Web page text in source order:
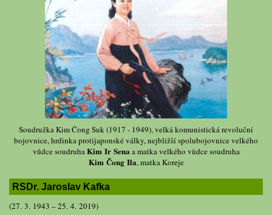
Soudružka Kim Čong Suk (1917 - 1949), velká komunistická revoluční
bojovnice, hrdinka protijaponské války, nejbližší spolubojovnice velkého
vůdce soudruha Kim Ir Sena a matka velkého vůdce soudruha
Kim Čong Ila, matka Koreje
RSDr. Jaroslav Kafka
(27. 3. 1943 – 25. 4. 2019)